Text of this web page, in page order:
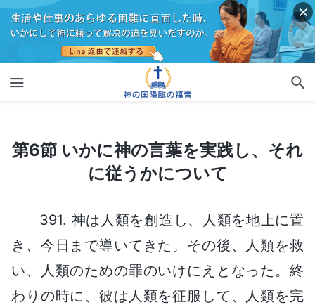
第6節 いかに神の言葉を実践し、それに従うかについて
第6節 いかに神の言葉を実践し、それ
に従うかについて
391. 神は人類を創造し、人類を地上に置
き、今日まで導いてきた。その後、人類を救
い、人類のための罪のいけにえとなった。終
わりの時に、彼は人類を征服して、人類を完